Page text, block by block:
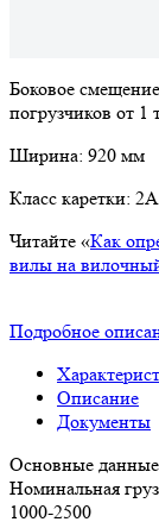
Боковое
погрузчиков от
Ширина: 920 мм
Класс каретки: 2А
Читайте «Как
вилы на
Подробное
Описание
Документы
Основные данные
Номинальная
1000-2500